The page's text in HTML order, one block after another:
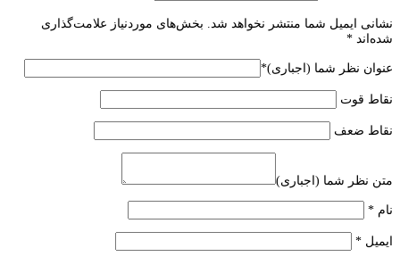
نشانی ایمیل شما منتشر نخواهد شد.
بخش‌های موردنیاز علامت‌گذاری
شده‌اند *
عنوان نظر شما (اجباری)*
نقاط قوت
نقاط ضعف
متن نظر شما (اجباری)
نام *
ایمیل *